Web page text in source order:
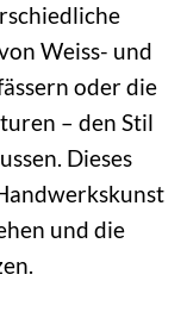
Weiss- und
oder die
– den Stil
Dieses
und die